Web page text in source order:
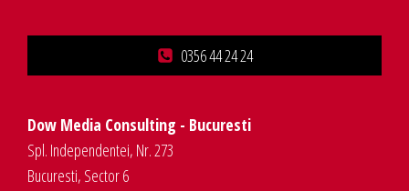
0356 44 24 24
Dow Media Consulting - Bucuresti
Spl. Independentei, Nr. 273
Bucuresti, Sector 6